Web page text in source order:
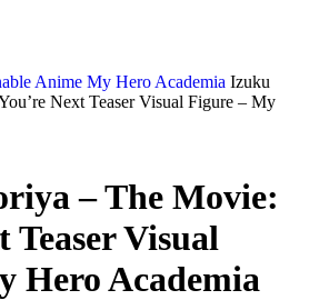
Anime My Hero Academia Izuku
Next Teaser Visual Figure – My
– The Movie:
Teaser Visual
Hero Academia